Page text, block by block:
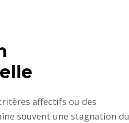
affectifs ou des
souvent une stagnation du